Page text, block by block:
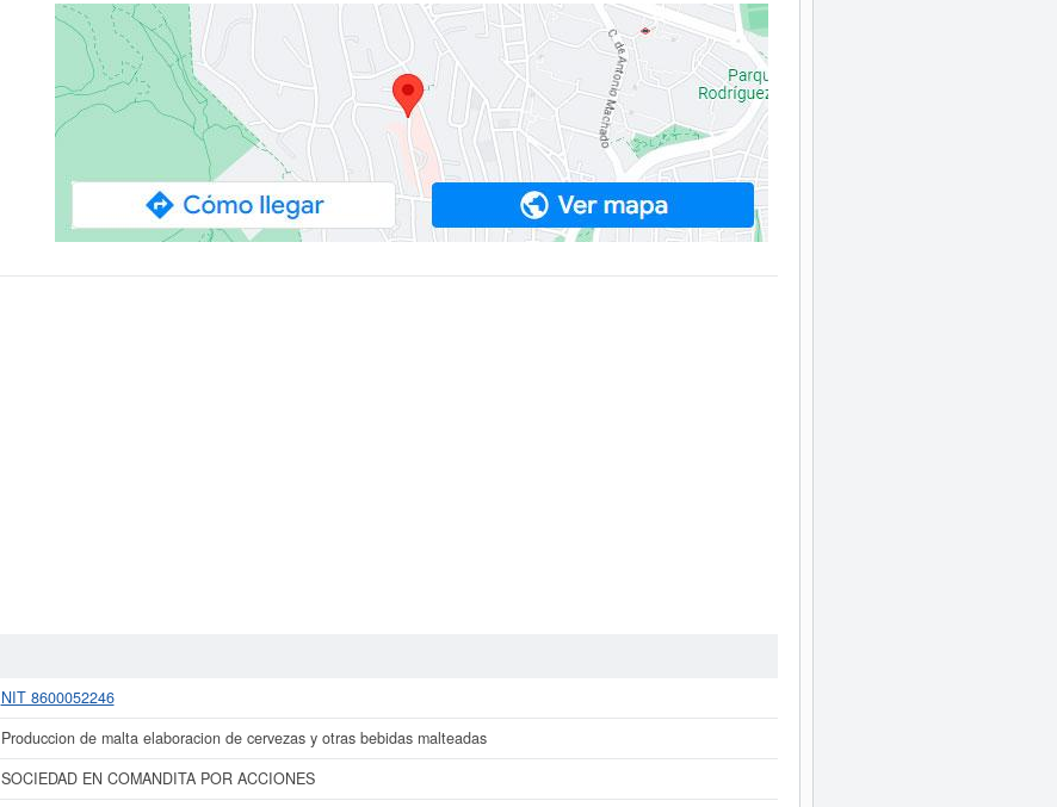
NIT 8600052246
Produccion de malta elaboracion de cervezas y otras bebidas malteadas
SOCIEDAD EN COMANDITA POR ACCIONES